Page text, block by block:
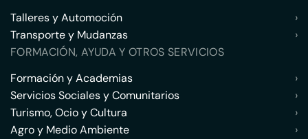
Talleres y Automoción
›
Transporte y Mudanzas
›
FORMACIÓN, AYUDA Y OTROS SERVICIOS
Formación y Academias
›
Servicios Sociales y Comunitarios
›
Turismo, Ocio y Cultura
›
Agro y Medio Ambiente
›